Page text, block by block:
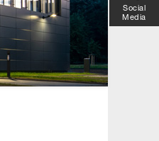
Social
Media